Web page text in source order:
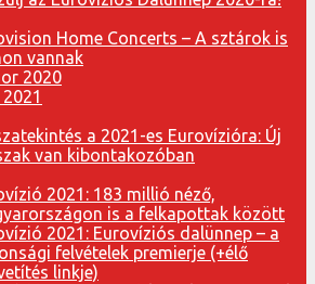
Home Concerts – A sztárok is
vannak
2020
a 2021-es Eurovízióra: Új
van kibontakozóban
2021: 183 millió néző,
is a felkapottak között
2021: Eurovíziós dalünnep – a
felvételek premierje (+élő
linkje)